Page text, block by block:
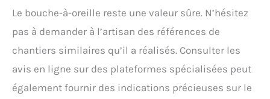
Le bouche-à-oreille reste une valeur sûre. N’hésitez
pas à demander à l’artisan des références de
chantiers similaires qu’il a réalisés. Consulter les
avis en ligne sur des plateformes spécialisées peut
également fournir des indications précieuses sur le